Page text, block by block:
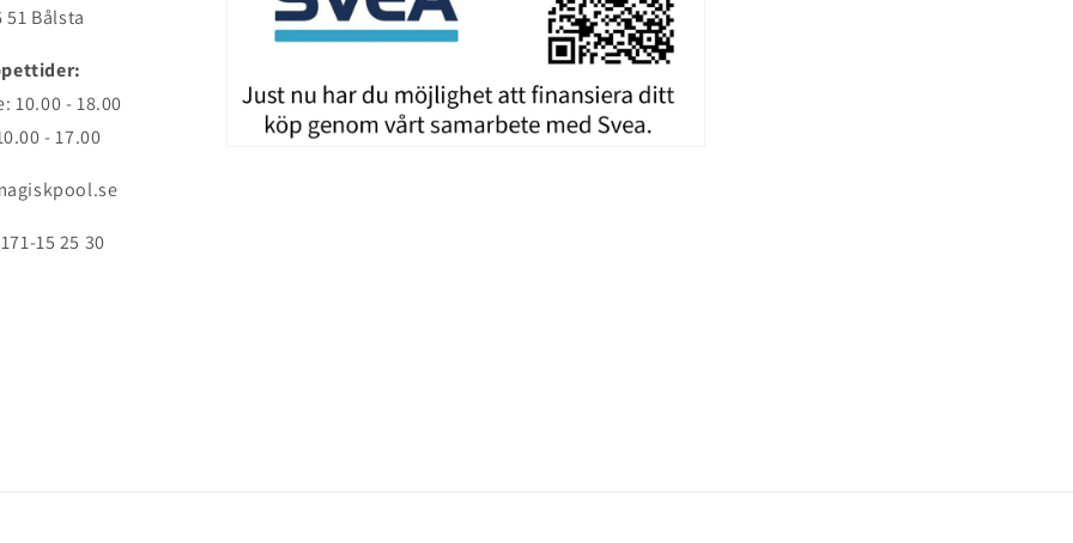
51 Bålsta
10.00 - 18.00
- 17.00
15 25 30